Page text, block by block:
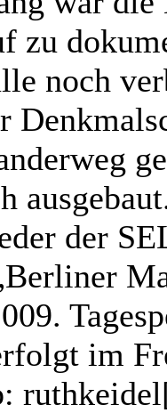
zu
noch
der
im